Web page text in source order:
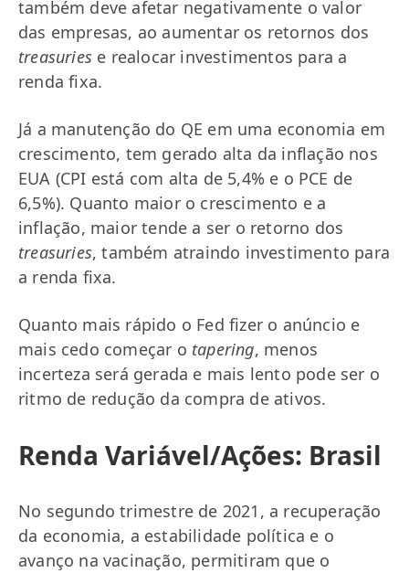
também deve afetar negativamente o valor
das empresas, ao aumentar os retornos dos
treasuries e realocar investimentos para a
renda fixa.
Já a manutenção do QE em uma economia em
crescimento, tem gerado alta da inflação nos
EUA (CPI está com alta de 5,4% e o PCE de
6,5%). Quanto maior o crescimento e a
inflação, maior tende a ser o retorno dos
treasuries, também atraindo investimento para
a renda fixa.
Quanto mais rápido o Fed fizer o anúncio e
mais cedo começar o tapering, menos
incerteza será gerada e mais lento pode ser o
ritmo de redução da compra de ativos.
Renda Variável/Ações: Brasil
No segundo trimestre de 2021, a recuperação
da economia, a estabilidade política e o
avanço na vacinação, permitiram que o